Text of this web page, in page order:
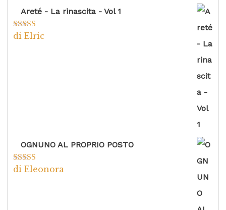
Areté - La rinascita - Vol 1
Valutato5
di Elric
OGNUNO AL PROPRIO POSTO
Valutato5su
di Eleonora